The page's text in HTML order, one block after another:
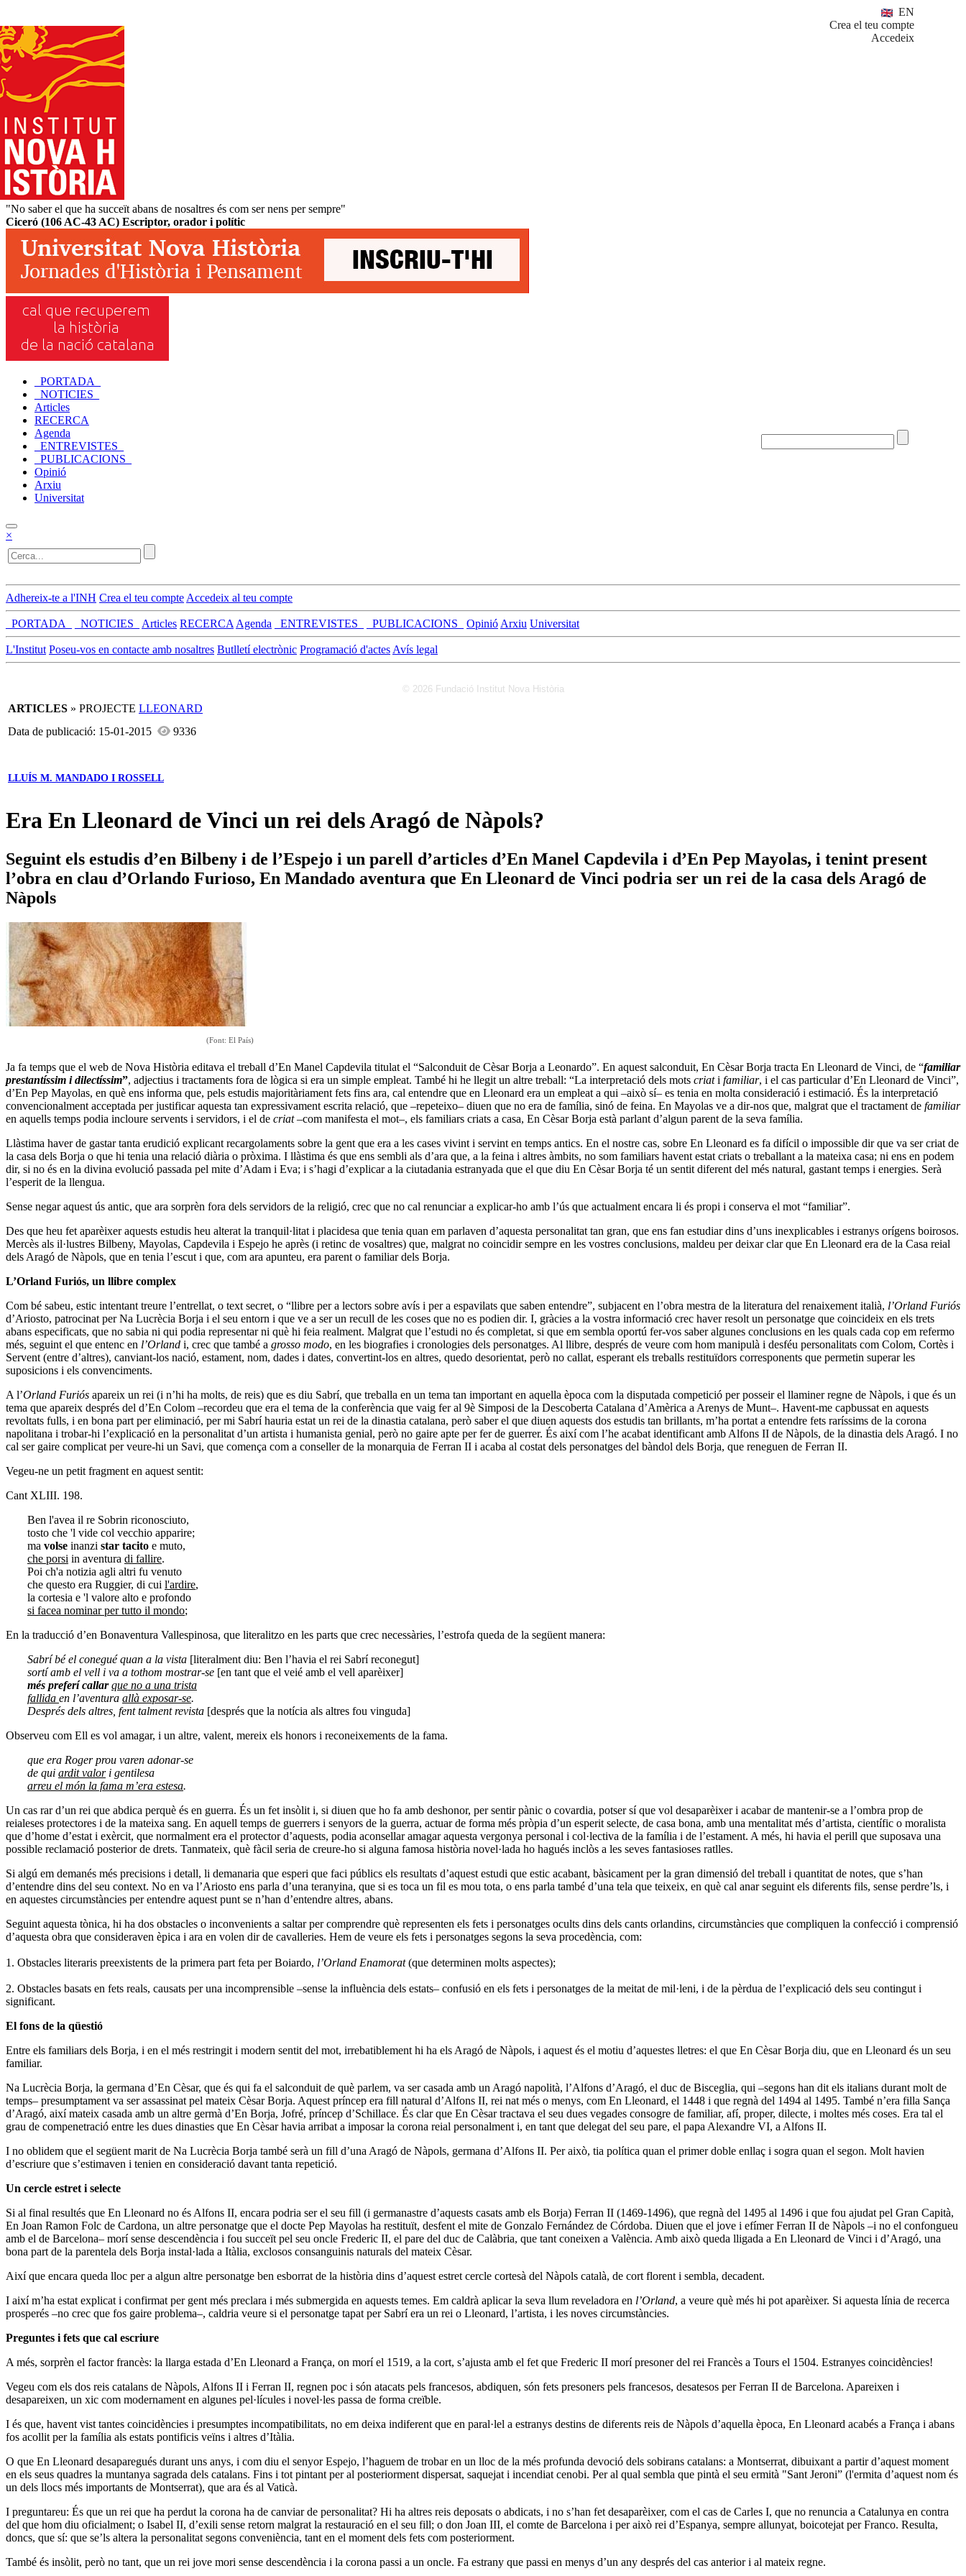
EN
Crea el teu compte
Accedeix
"No saber el que ha succeït abans de nosaltres és com ser nens per sempre"
Ciceró (106 AC-43 AC) Escriptor, orador i polític
_PORTADA_
_NOTICIES_
Articles
RECERCA
Agenda
_ENTREVISTES_
_PUBLICACIONS_
Opinió
Arxiu
Universitat
×
Adhereix-te a l'INH Crea el teu compte Accedeix al teu compte
_PORTADA_ _NOTICIES_ Articles RECERCA Agenda _ENTREVISTES_ _PUBLICACIONS_ Opinió Arxiu Universitat
L'Institut Poseu-vos en contacte amb nosaltres Butlletí electrònic Programació d'actes Avís legal
© 2026 Fundació Institut Nova Història
ARTICLES » PROJECTE LLEONARD
Data de publicació: 15-01-2015
9336
LLUÍS M. MANDADO I ROSSELL
Era En Lleonard de Vinci un rei dels Aragó de Nàpols?
Seguint els estudis d’en Bilbeny i de l’Espejo i un parell d’articles d’En Manel Capdevila i d’En Pep Mayolas, i tenint present
l’obra en clau d’Orlando Furioso, En Mandado aventura que En Lleonard de Vinci podria ser un rei de la casa dels Aragó de
Nàpols
(Font: El País)
Ja fa temps que el web de Nova Història editava el treball d’En Manel Capdevila titulat el “Salconduit de Cèsar Borja a Leonardo”. En aquest salconduit, En Cèsar Borja tracta En Lleonard de Vinci, de “familiar
prestantíssim i dilectíssim”, adjectius i tractaments fora de lògica si era un simple empleat. També hi he llegit un altre treball: “La interpretació dels mots criati familiar, i el cas particular d’En Lleonard de Vinci”,
d’En Pep Mayolas, en què ens informa que, pels estudis majoritàriament fets fins ara, cal entendre que en Lleonard era un empleat a qui –això sí– es tenia en molta consideració i estimació. És la interpretació
convencionalment acceptada per justificar aquesta tan expressivament escrita relació, que –repeteixo– diuen que no era de família, sinó de feina. En Mayolas ve a dir-nos que, malgrat que el tractament de familiar
en aquells temps podia incloure servents i servidors, i el de criat–com manifesta el mot–, els familiars criats a casa, En Cèsar Borja està parlant d’algun parent de la seva família.
Llàstima haver de gastar tanta erudició explicant recargolaments sobre la gent que era a les cases vivint i servint en temps antics. En el nostre cas, sobre En Lleonard es fa difícil o impossible dir que va ser criat de
la casa dels Borja o que hi tenia una relació diària o pròxima. I llàstima és que ens sembli als d’ara que, a la feina i altres àmbits, no som familiars havent estat criats o treballant a la mateixa casa; ni ens en podem
dir, si no és en la divina evolució passada pel mite d’Adam i Eva; i s’hagi d’explicar a la ciutadania estranyada que el que diu En Cèsar Borja té un sentit diferent del més natural, gastant temps i energies. Serà
l’esperit de la llengua.
Sense negar aquest ús antic, que ara sorprèn fora dels servidors de la religió, crec que no cal renunciar a explicar-ho amb l’ús que actualment encara li és propi i conserva el mot “familiar”.
Des que heu fet aparèixer aquests estudis heu alterat la tranquil·litat i placidesa que tenia quan em parlaven d’aquesta personalitat tan gran, que ens fan estudiar dins d’uns inexplicables i estranys orígens boirosos.
Mercès als il·lustres Bilbeny, Mayolas, Capdevila i Espejo he après (i retinc de vosaltres) que, malgrat no coincidir sempre en les vostres conclusions, maldeu per deixar clar que En Lleonard era de la Casa reial
dels Aragó de Nàpols, que en tenia l’escut i que, com ara apunteu, era parent o familiar dels Borja.
L’Orland Furiós, un llibre complex
Com bé sabeu, estic intentant treure l’entrellat, o text secret, o “llibre per a lectors sobre avís i per a espavilats que saben entendre”, subjacent en l’obra mestra de la literatura del renaixement italià, l’Orland Furiós
d’Ariosto, patrocinat per Na Lucrècia Borja i el seu entorn i que ve a ser un recull de les coses que no es podien dir. I, gràcies a la vostra informació crec haver resolt un personatge que coincideix en els trets
abans especificats, que no sabia ni qui podia representar ni què hi feia realment. Malgrat que l’estudi no és completat, si que em sembla oportú fer-vos saber algunes conclusions en les quals cada cop em refermo
més, seguint el que entenc en l’Orland i, crec que també a grosso modo, en les biografies i cronologies dels personatges. Al llibre, després de veure com hom manipulà i desféu personalitats com Colom, Cortès i
Servent (entre d’altres), canviant-los nació, estament, nom, dades i dates, convertint-los en altres, quedo desorientat, però no callat, esperant els treballs restituïdors corresponents que permetin superar les
suposicions i els convenciments.
A l’Orland Furiós apareix un rei (i n’hi ha molts, de reis) que es diu Sabrí, que treballa en un tema tan important en aquella època com la disputada competició per posseir el llaminer regne de Nàpols, i que és un
tema que apareix després del d’En Colom –recordeu que era el tema de la conferència que vaig fer al 9è Simposi de la Descoberta Catalana d’Amèrica a Arenys de Munt–. Havent-me capbussat en aquests
revoltats fulls, i en bona part per eliminació, per mi Sabrí hauria estat un rei de la dinastia catalana, però saber el que diuen aquests dos estudis tan brillants, m’ha portat a entendre fets raríssims de la corona
napolitana i trobar-hi l’explicació en la personalitat d’un artista i humanista genial, però no gaire apte per fer de guerrer. És així com l’he acabat identificant amb Alfons II de Nàpols, de la dinastia dels Aragó. I no
cal ser gaire complicat per veure-hi un Savi, que comença com a conseller de la monarquia de Ferran II i acaba al costat dels personatges del bàndol dels Borja, que reneguen de Ferran II.
Vegeu-ne un petit fragment en aquest sentit:
Cant XLIII. 198.
Ben l'avea il re Sobrin riconosciuto,
tosto che 'l vide col vecchio apparire;
ma volse inanzi star tacito e muto,
che porsi in aventura di fallire.
Poi ch'a notizia agli altri fu venuto
che questo era Ruggier, di cui l'ardire,
la cortesia e 'l valore alto e profondo
si facea nominar per tutto il mondo;
En la traducció d’en Bonaventura Vallespinosa, que literalitzo en les parts que crec necessàries, l’estrofa queda de la següent manera:
Sabrí bé el conegué quan a la vista [literalment diu: Ben l’havia el rei Sabrí reconegut]
sortí amb el vell i va a tothom mostrar-se [en tant que el veié amb el vell aparèixer]
més preferí callar que no a una trista
fallida en l’aventura allà exposar-se.
Després dels altres, fent talment revista [després que la notícia als altres fou vinguda]
Observeu com Ell es vol amagar, i un altre, valent, mereix els honors i reconeixements de la fama.
que era Roger prou varen adonar-se
de qui ardit valori gentilesa
arreu el món la fama m’era estesa.
Un cas rar d’un rei que abdica perquè és en guerra. És un fet insòlit i, si diuen que ho fa amb deshonor, per sentir pànic o covardia, potser sí que vol desaparèixer i acabar de mantenir-se a l’ombra prop de
reialeses protectores i de la mateixa sang. En aquell temps de guerrers i senyors de la guerra, actuar de forma més pròpia d’un esperit selecte, de casa bona, amb una mentalitat més d’artista, científic o moralista
que d’home d’estat i exèrcit, que normalment era el protector d’aquests, podia aconsellar amagar aquesta vergonya personal i col·lectiva de la família i de l’estament. A més, hi havia el perill que suposava una
possible reclamació posterior de drets. Tanmateix, què fàcil seria de creure-ho si alguna famosa història novel·lada ho hagués inclòs a les seves fantasioses ratlles.
Si algú em demanés més precisions i detall, li demanaria que esperi que faci públics els resultats d’aquest estudi que estic acabant, bàsicament per la gran dimensió del treball i quantitat de notes, que s’han
d’entendre dins del seu context. No en va l’Ariosto ens parla d’una teranyina, que si es toca un fil es mou tota, o ens parla també d’una tela que teixeix, en què cal anar seguint els diferents fils, sense perdre’ls, i
en aquestes circumstàncies per entendre aquest punt se n’han d’entendre altres, abans.
Seguint aquesta tònica, hi ha dos obstacles o inconvenients a saltar per comprendre què representen els fets i personatges ocults dins dels cants orlandins, circumstàncies que compliquen la confecció i comprensió
d’aquesta obra que consideraven èpica i ara en volen dir de cavalleries. Hem de veure els fets i personatges segons la seva procedència, com:
1. Obstacles literaris preexistents de la primera part feta per Boiardo, l’Orland Enamorat(que determinen molts aspectes);
2. Obstacles basats en fets reals, causats per una incomprensible –sense la influència dels estats– confusió en els fets i personatges de la meitat de mil·leni, i de la pèrdua de l’explicació dels seu contingut i
significant.
El fons de la qüestió
Entre els familiars dels Borja, i en el més restringit i modern sentit del mot, irrebatiblement hi ha els Aragó de Nàpols, i aquest és el motiu d’aquestes lletres: el que En Cèsar Borja diu, que en Lleonard és un seu
familiar.
Na Lucrècia Borja, la germana d’En Cèsar, que és qui fa el salconduit de què parlem, va ser casada amb un Aragó napolità, l’Alfons d’Aragó, el duc de Bisceglia, qui –segons han dit els italians durant molt de
temps– presumptament va ser assassinat pel mateix Cèsar Borja. Aquest príncep era fill natural d’Alfons II, rei nat més o menys, com En Lleonard, el 1448 i que regnà del 1494 al 1495. També n’era filla Sança
d’Aragó, així mateix casada amb un altre germà d’En Borja, Jofré, príncep d’Schillace. És clar que En Cèsar tractava el seu dues vegades consogre de familiar, afí, proper, dilecte, i moltes més coses. Era tal el
grau de compenetració entre les dues dinasties que En Cèsar havia arribat a imposar la corona reial personalment i, en tant que delegat del seu pare, el papa Alexandre VI, a Alfons II.
I no oblidem que el següent marit de Na Lucrècia Borja també serà un fill d’una Aragó de Nàpols, germana d’Alfons II. Per això, tia política quan el primer doble enllaç i sogra quan el segon. Molt havien
d’escriure que s’estimaven i tenien en consideració davant tanta repetició.
Un cercle estret i selecte
Si al final resultés que En Lleonard no és Alfons II, encara podria ser el seu fill (i germanastre d’aquests casats amb els Borja) Ferran II (1469-1496), que regnà del 1495 al 1496 i que fou ajudat pel Gran Capità,
En Joan Ramon Folc de Cardona, un altre personatge que el docte Pep Mayolas ha restituït, desfent el mite de Gonzalo Fernández de Córdoba. Diuen que el jove i efímer Ferran II de Nàpols –i no el confongueu
amb el de Barcelona– morí sense descendència i fou succeït pel seu oncle Frederic II, el pare del duc de Calàbria, que tant coneixen a València. Amb això queda lligada a En Lleonard de Vinci i d’Aragó, una
bona part de la parentela dels Borja instal·lada a Itàlia, exclosos consanguinis naturals del mateix Cèsar.
Així que encara queda lloc per a algun altre personatge ben esborrat de la història dins d’aquest estret cercle cortesà del Nàpols català, de cort florent i sembla, decadent.
I així m’ha estat explicat i confirmat per gent més preclara i més submergida en aquests temes. Em caldrà aplicar la seva llum reveladora en l’Orland, a veure què més hi pot aparèixer. Si aquesta línia de recerca
prosperés –no crec que fos gaire problema–, caldria veure si el personatge tapat per Sabrí era un rei o Lleonard, l’artista, i les noves circumstàncies.
Preguntes i fets que cal escriure
A més, sorprèn el factor francès: la llarga estada d’En Lleonard a França, on morí el 1519, a la cort, s’ajusta amb el fet que Frederic II morí presoner del rei Francès a Tours el 1504. Estranyes coincidències!
Vegeu com els dos reis catalans de Nàpols, Alfons II i Ferran II, regnen poc i són atacats pels francesos, abdiquen, són fets presoners pels francesos, desatesos per Ferran II de Barcelona. Apareixen i
desapareixen, un xic com modernament en algunes pel·lícules i novel·les passa de forma creïble.
I és que, havent vist tantes coincidències i presumptes incompatibilitats, no em deixa indiferent que en paral·lel a estranys destins de diferents reis de Nàpols d’aquella època, En Lleonard acabés a França i abans
fos acollit per la família als estats pontificis veïns i altres d’Itàlia.
O que En Lleonard desaparegués durant uns anys, i com diu el senyor Espejo, l’haguem de trobar en un lloc de la més profunda devoció dels sobirans catalans: a Montserrat, dibuixant a partir d’aquest moment
en els seus quadres la muntanya sagrada dels catalans. Fins i tot pintant per al posteriorment dispersat, saquejat i incendiat cenobi. Per al qual sembla que pintà el seu ermità "Sant Jeroni” (l'ermita d’aquest nom és
un dels llocs més importants de Montserrat), que ara és al Vaticà.
I preguntareu: És que un rei que ha perdut la corona ha de canviar de personalitat? Hi ha altres reis deposats o abdicats, i no s’han fet desaparèixer, com el cas de Carles I, que no renuncia a Catalunya en contra
del que hom diu oficialment; o Isabel II, d’exili sense retorn malgrat la restauració en el seu fill; o don Joan III, el comte de Barcelona i per això rei d’Espanya, sempre allunyat, boicotejat per Franco. Resulta,
doncs, que sí: que se’ls altera la personalitat segons conveniència, tant en el moment dels fets com posteriorment.
També és insòlit, però no tant, que un rei jove mori sense descendència i la corona passi a un oncle. Fa estrany que passi en menys d’un any després del cas anterior i al mateix regne.